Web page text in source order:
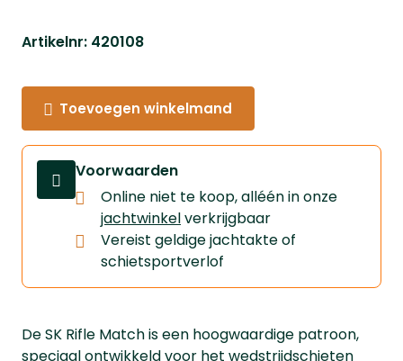
De SK Rifle Match is een hoogwaardige patroon,
speciaal ontwikkeld voor het wedstrijdschieten
Artikelnr: 420108
Toevoegen winkelmand
Voorwaarden
Online niet te koop, alléén in onze
jachtwinkelverkrijgbaar
⁠Vereist geldige jachtakte of
schietsportverlof